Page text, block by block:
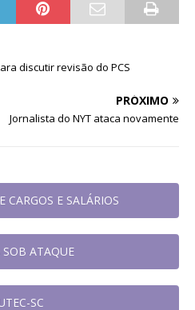
discutir revisão do PCS
PRÓXIMO
Jornalista do NYT ataca novamente
CARGOS E SALÁRIOS
SOB ATAQUE
SC